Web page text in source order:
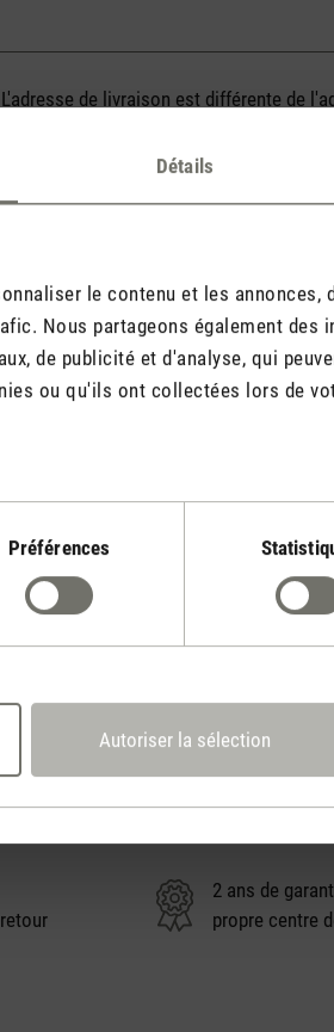
Détails
le contenu et les
Nous partageons également
de publicité et d'analyse, qui
ou qu'ils ont collectées lors de
Préférences
Autoriser la sélection
L'adresse de livraison est différente de
En sélectionnant Continuer, vous
Oui, je m’inscris aux newsletters de
catégories de produits de Stadler Form,
annuler mon enregistrement à tout
newsletter.
2 ans de
propre centre